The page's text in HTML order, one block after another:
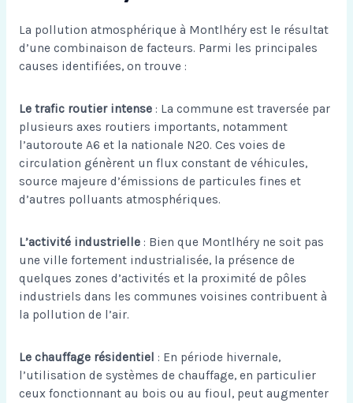
La pollution atmosphérique à Montlhéry est le résultat
d’une combinaison de facteurs. Parmi les principales
causes identifiées, on trouve :
Le trafic routier intense: La commune est traversée par
plusieurs axes routiers importants, notamment
l’autoroute A6 et la nationale N20. Ces voies de
circulation génèrent un flux constant de véhicules,
source majeure d’émissions de particules fines et
d’autres polluants atmosphériques.
L’activité industrielle: Bien que Montlhéry ne soit pas
une ville fortement industrialisée, la présence de
quelques zones d’activités et la proximité de pôles
industriels dans les communes voisines contribuent à
la pollution de l’air.
Le chauffage résidentiel : En période hivernale,
l’utilisation de systèmes de chauffage, en particulier
ceux fonctionnant au bois ou au fioul, peut augmenter